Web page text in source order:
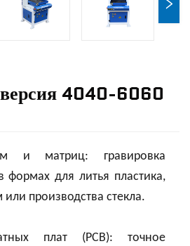
4040-6060
и матриц: гравировка
формах для литья пластика,
производства стекла.
плат (PCB): точное